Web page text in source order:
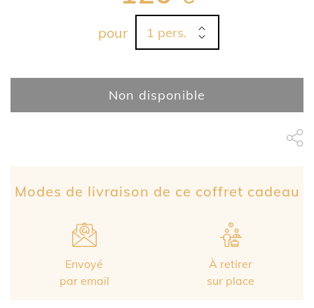
pour
Non disponible
Modes de livraison de ce coffret cadeau
Envoyé
par email
À retirer
sur place